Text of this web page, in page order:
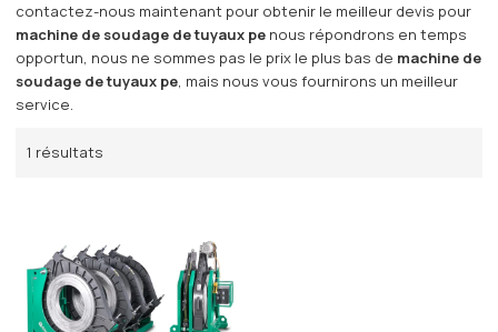
contactez-nous maintenant pour obtenir le meilleur devis pour
machine de soudage de tuyaux pe nous répondrons en temps
opportun, nous ne sommes pas le prix le plus bas de machine de
soudage de tuyaux pe, mais nous vous fournirons un meilleur
service.
1 résultats